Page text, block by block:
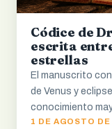
Códice de
escrita
estrellas
El manuscrito
de Venus y
conocimiento
1 DE AGOSTO